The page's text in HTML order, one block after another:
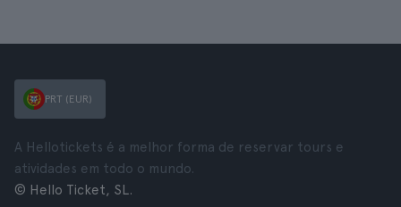
PRT (EUR)
A Hellotickets é a melhor forma de reservar tours e
atividades em todo o mundo.
© Hello Ticket, SL.